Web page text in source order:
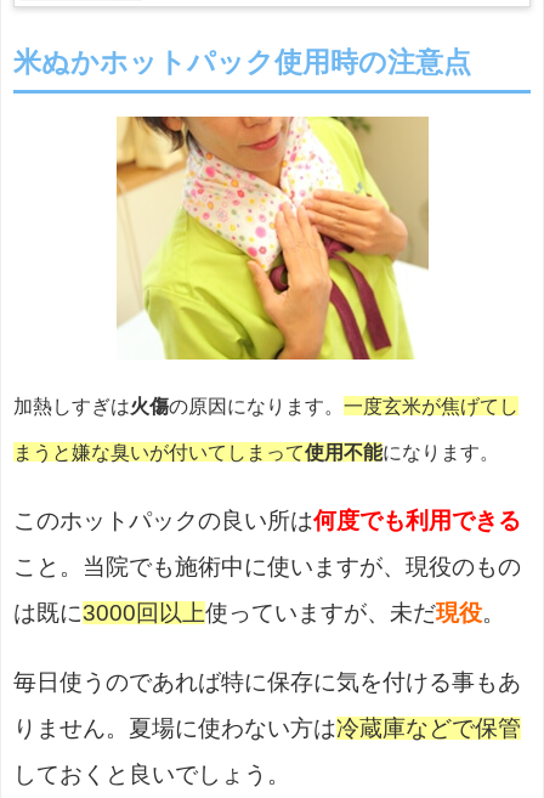
米ぬかホットパック使用時の注意点
加熱しすぎは火傷の原因になります。 一度玄米が焦げてし
まうと嫌な臭いが付いてしまって使用不能になります。
このホットパックの良い所は何度でも利用できる
こと。当院でも施術中に使いますが、現役のもの
は既に3000回以上使っていますが、未だ現役
毎日使うのであれば特に保存に気を付ける事もあ
りません。夏場に使わない方は冷蔵庫などで保管
しておくと良いでしょう。